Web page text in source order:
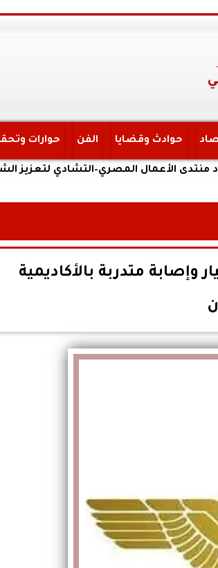
حوادث وقضايا الفن حوارات
المصري–التشادي لتعزيز الشراكة
متدربة بالأكاديمية